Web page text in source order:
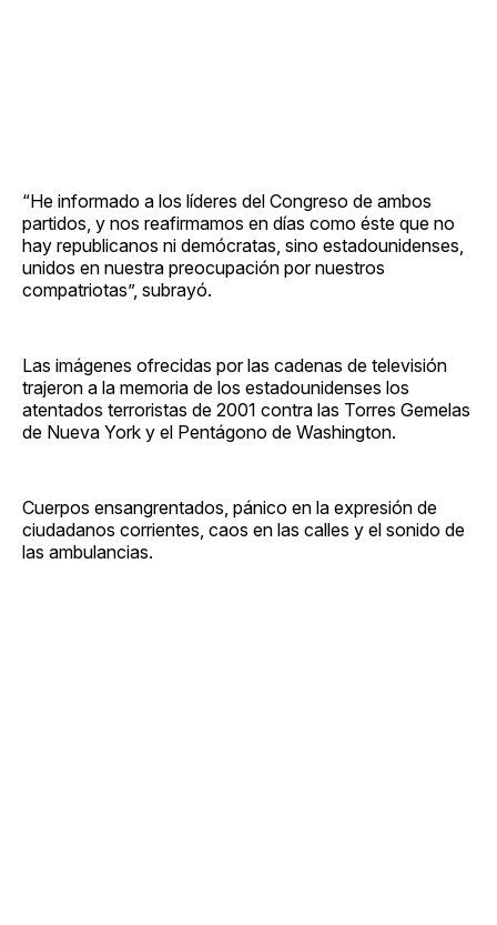
“He informado a los líderes del Congreso de ambos
partidos, y nos reafirmamos en días como éste que no
hay republicanos ni demócratas, sino estadounidenses,
unidos en nuestra preocupación por nuestros
compatriotas”, subrayó.
Las imágenes ofrecidas por las cadenas de televisión
trajeron a la memoria de los estadounidenses los
atentados terroristas de 2001 contra las Torres Gemelas
de Nueva York y el Pentágono de Washington.
Cuerpos ensangrentados, pánico en la expresión de
ciudadanos corrientes, caos en las calles y el sonido de
las ambulancias.